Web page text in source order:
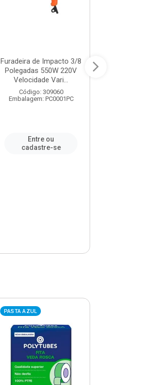
Furadeira de Impacto 3/8
Polegadas 550W 220V
Velocidade Vari...
Código: 309060
Embalagem: PC0001PC
Entre ou
cadastre-se
PASTA AZUL